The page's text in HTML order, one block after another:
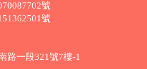
號
號
路一段321號7樓-1